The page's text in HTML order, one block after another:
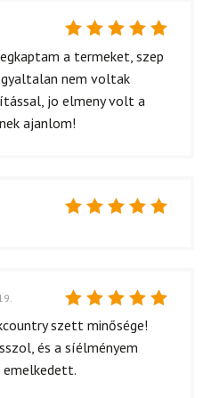
Értékelés:
a termeket, szep
nem voltak
jo elmeny volt a
ajanlom!
Értékelés:
szett minősége!
és a síélményem